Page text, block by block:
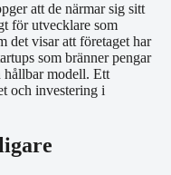
att de närmar sig sitt
för utvecklare som
det visar att företaget har
som bränner pengar
hållbar modell. Ett
och investering i